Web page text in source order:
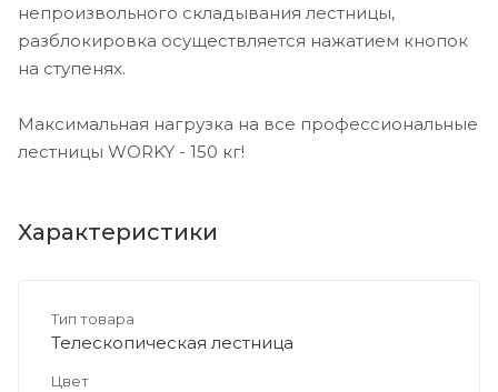
непроизвольного складывания лестницы,
разблокировка осуществляется нажатием кнопок
на ступенях.
Максимальная нагрузка на все профессиональные
лестницы WORKY - 150 кг!
Характеристики
Тип товара
Телескопическая лестница
Цвет